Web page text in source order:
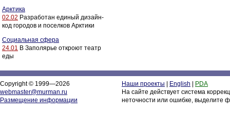
Арктика
02.02 Разработан единый дизайн-
код городов и поселков Арктики
Социальная сфера
24.01 В Заполярье откроют театр
еды
Copyright © 1999—2026
webmaster@murman.ru
Размещение информации
Наши проекты English
PDA
На сайте действует система
неточности или ошибке, выделите